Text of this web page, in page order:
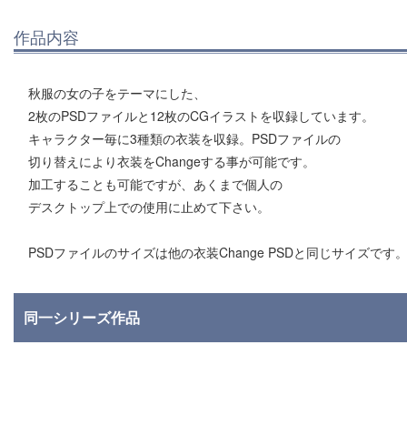
作品内容
秋服の女の子をテーマにした、
2枚のPSDファイルと12枚のCGイラストを収録しています。
キャラクター毎に3種類の衣装を収録。PSDファイルの
切り替えにより衣装をChangeする事が可能です。
加工することも可能ですが、あくまで個人の
デスクトップ上での使用に止めて下さい。
PSDファイルのサイズは他の衣装Change PSDと同じサイズです。
同一シリーズ作品